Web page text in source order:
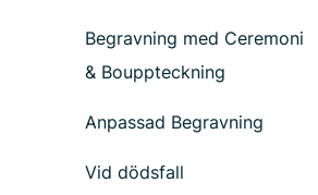
Begravning med Ceremoni
& Bouppteckning
Anpassad Begravning
Vid dödsfall